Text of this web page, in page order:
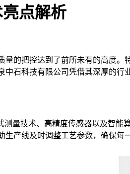
点解析
把控达到了前所未有的高度。
石科技有限公司凭借其深厚的行
技术、高精度传感器以及智能
产线及时调整工艺参数，确保每